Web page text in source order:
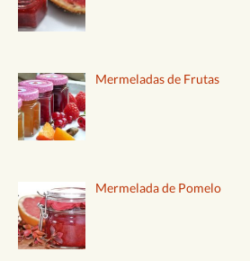
Mermeladas de Frutas
Mermelada de Pomelo